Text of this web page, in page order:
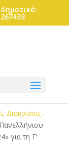
Διακρίσεις -
για τη Γ’